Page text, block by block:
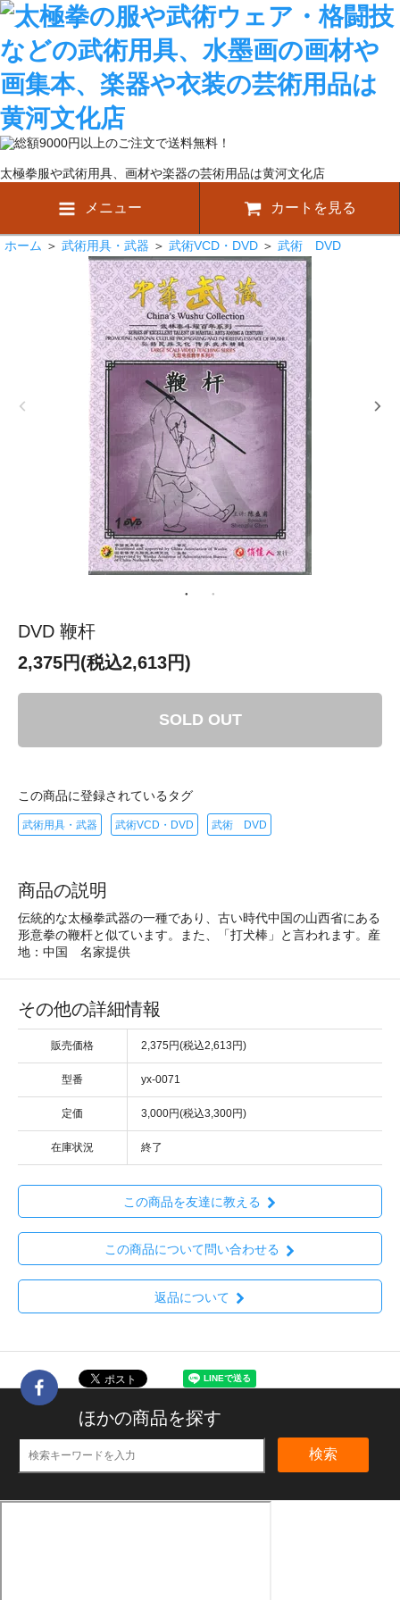
太極拳服や武術用具、画材や楽器の芸術用品は黄河文化店
メニュー カートを見る
ホーム ＞ 武術用具・武器 ＞ 武術VCD・DVD ＞ 武術 DVD
DVD 鞭杆
2,375円(税込2,613円)
SOLD OUT
この商品に登録されているタグ
武術用具・武器 武術VCD・DVD 武術 DVD
商品の説明
伝統的な太極拳武器の一種であり、古い時代中国の山西省にある
形意拳の鞭杆と似ています。また、「打犬棒」と言われます。産
地：中国 名家提供
その他の詳細情報
販売価格 2,375円(税込2,613円)
型番 yx-0071
定価 3,000円(税込3,300円)
在庫状況 終了
この商品を友達に教える
この商品について問い合わせる
返品について
ほかの商品を探す
検索